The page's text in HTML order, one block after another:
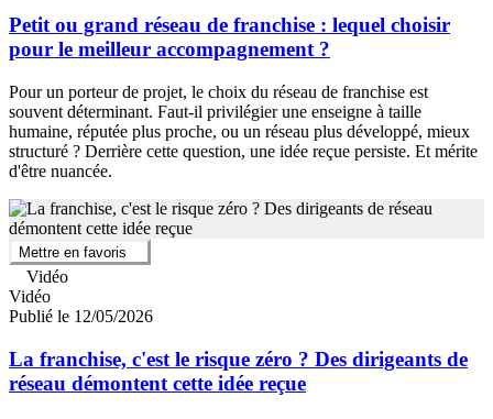
Petit ou grand réseau de franchise : lequel choisir
pour le meilleur accompagnement ?
Pour un porteur de projet, le choix du réseau de franchise est
souvent déterminant. Faut-il privilégier une enseigne à taille
humaine, réputée plus proche, ou un réseau plus développé, mieux
structuré ? Derrière cette question, une idée reçue persiste. Et mérite
d'être nuancée.
Mettre en favoris
Vidéo
Vidéo
Publié le 12/05/2026
La franchise, c'est le risque zéro ? Des dirigeants de
réseau démontent cette idée reçue